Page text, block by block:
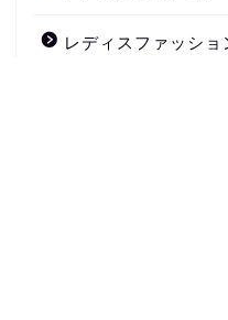
レディスファッショ